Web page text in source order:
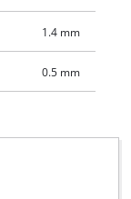
1.4 mm
0.5 mm